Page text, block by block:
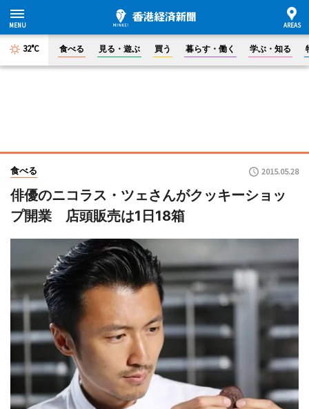
32°C 食べる 見る・遊ぶ 買う 暮らす・働く 学ぶ・知る
食べる 2015.05.28
俳優のニコラス・ツェさんがクッキーショッ
プ開業 店頭販売は1日18箱